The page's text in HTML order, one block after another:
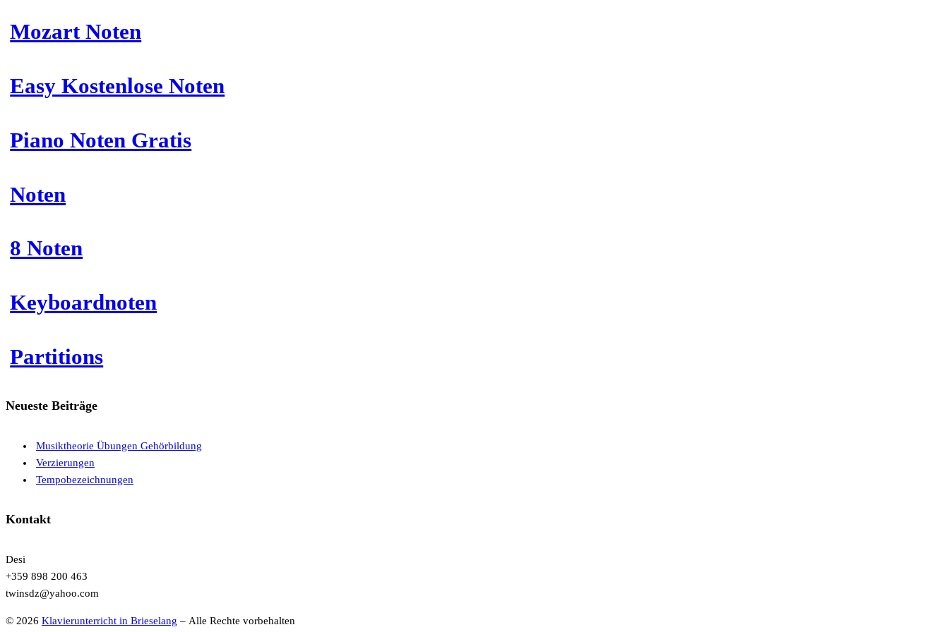
Mozart Noten
Easy Kostenlose Noten
Piano Noten Gratis
Noten
8 Noten
Keyboardnoten
Partitions
Neueste Beiträge
Musiktheorie Übungen Gehörbildung
Verzierungen
Tempobezeichnungen
Kontakt
Desi
+359 898 200 463
twinsdz@yahoo.com
© 2026 Klavierunterricht in Brieselang – Alle Rechte vorbehalten